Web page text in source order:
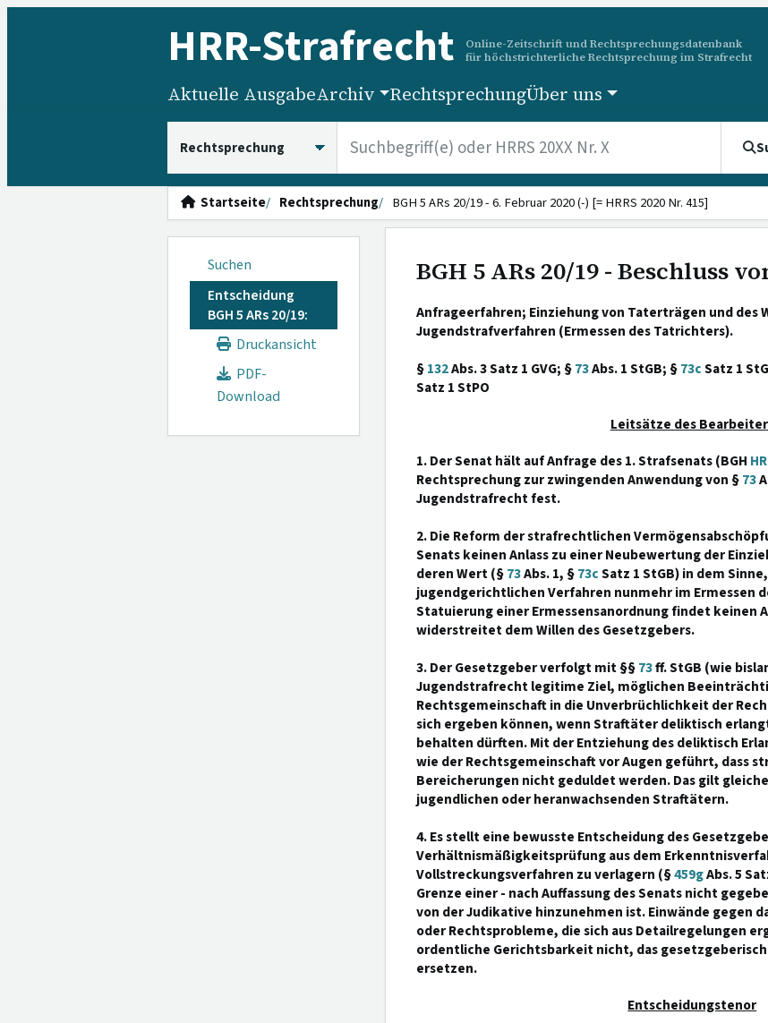
HRR-Strafrecht
Online-Zeitschrift und Rechtsprechungsdatenbank
für höchstrichterliche Rechtsprechung im Strafrecht
Aktuelle AusgabeArchiv RechtsprechungÜber uns
Startseite Rechtsprechung BGH 5 ARs 20/19 - 6. Februar 2020 (-) [= HRRS 2020 Nr. 415]
Suchen
Entscheidung
BGH 5 ARs 20/19:
Druckansicht
PDF-
Download
BGH 5 ARs 20/19 - Beschluss
Anfrageerfahren; Einziehung von Taterträgen und des
Jugendstrafverfahren (Ermessen des Tatrichters).
§132Abs. 3 Satz 1 GVG; §73Abs. 1 StGB; §73cSatz 1
Satz 1 StPO
Leitsätze des
1. Der Senat hält auf Anfrage des 1. Strafsenats (BGH
Rechtsprechung zur zwingenden Anwendung von §73
Jugendstrafrecht fest.
2. Die Reform der strafrechtlichen
Senats keinen Anlass zu einer Neubewertung der
deren Wert (§73Abs. 1, §73cSatz 1 StGB) in dem
jugendgerichtlichen Verfahren nunmehr im Ermessen
Statuierung einer Ermessensanordnung findet keinen
widerstreitet dem Willen des Gesetzgebers.
3. Der Gesetzgeber verfolgt mit §§73ff. StGB (wie
Jugendstrafrecht legitime Ziel, möglichen
Rechtsgemeinschaft in die Unverbrüchlichkeit der
sich ergeben können, wenn Straftäter deliktisch
behalten dürften. Mit der Entziehung des deliktisch
wie der Rechtsgemeinschaft vor Augen geführt, dass
Bereicherungen nicht geduldet werden. Das gilt
jugendlichen oder heranwachsenden Straftätern.
4. Es stellt eine bewusste Entscheidung des
Verhältnismäßigkeitsprüfung aus dem
Vollstreckungsverfahren zu verlagern (§459gAbs. 5
Grenze einer - nach Auffassung des Senats nicht
von der Judikative hinzunehmen ist. Einwände gegen
oder Rechtsprobleme, die sich aus Detailregelungen
ordentliche Gerichtsbarkeit nicht, das
ersetzen.
Entscheidungstenor